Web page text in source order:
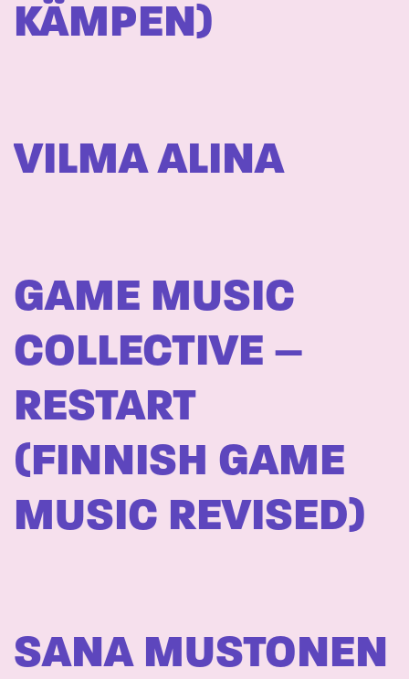
KÄMPEN)
VILMA ALINA
GAME MUSIC
COLLECTIVE –
RESTART
(FINNISH GAME
MUSIC REVISED)
SANA MUSTONEN